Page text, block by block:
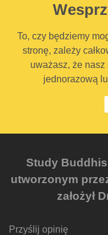
To, czy będziemy
stronę, zależy
uważasz, że nasz
jednorazową
Study
utworzonym
założył
Przyślij opinię